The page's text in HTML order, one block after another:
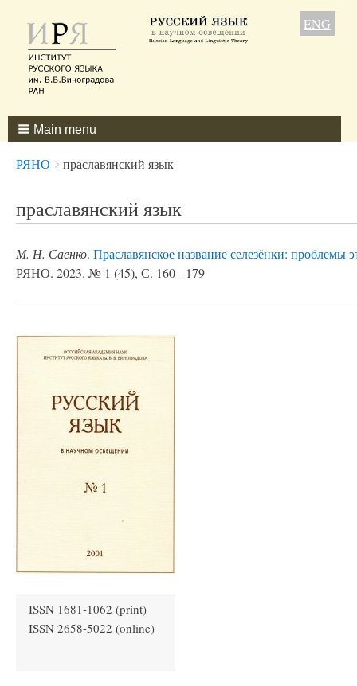
ENG
Main menu
Breadcrumbs
You
РЯНО праславянский язык
праславянский язык
М. Н. Саенко. Праславянское название селезёнки: проблемы
РЯНО. 2023. № 1 (45), С. 160 - 179
ISSN 1681-1062 (print)
ISSN 2658-5022 (online)